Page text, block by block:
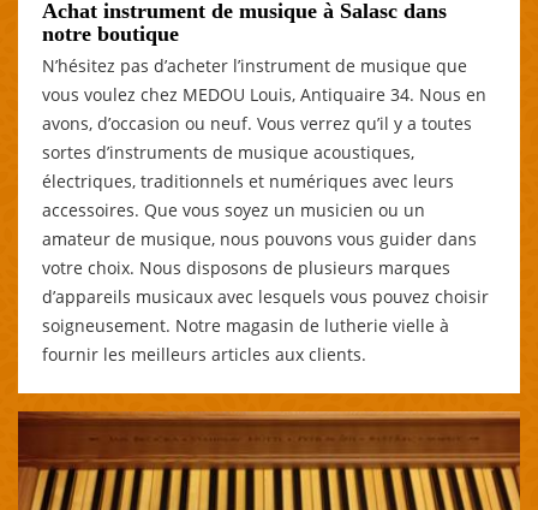
Achat instrument de musique à Salasc dans
notre boutique
N’hésitez pas d’acheter l’instrument de musique que
vous voulez chez MEDOU Louis, Antiquaire 34. Nous en
avons, d’occasion ou neuf. Vous verrez qu’il y a toutes
sortes d’instruments de musique acoustiques,
électriques, traditionnels et numériques avec leurs
accessoires. Que vous soyez un musicien ou un
amateur de musique, nous pouvons vous guider dans
votre choix. Nous disposons de plusieurs marques
d’appareils musicaux avec lesquels vous pouvez choisir
soigneusement. Notre magasin de lutherie vielle à
fournir les meilleurs articles aux clients.